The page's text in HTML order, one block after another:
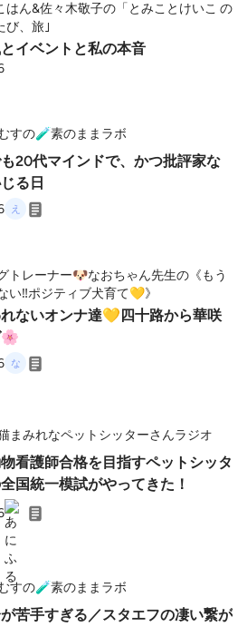
はん&佐々木敬子の「とみことけいこ の
び、旅｣
イベントと私の本音
すの🧪素のままラボ
20代マインドで、かつ批評家な
る日
トレーナー🐶なおちゃん先生の《もう
い‼️ポジティブ犬育て💛》
ないオンナ達💛四十路から華咲
🌸
まみれなペットシッターさんラジオ
看護師合格を目指すペットシッタ
国統一模試がやってきた！
すの🧪素のままラボ
苦手すぎる／スタエフの凄い繋が